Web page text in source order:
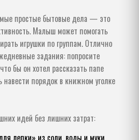
простые бытовые дела — это
Малыш может помогать
игрушки по группам. Отлично
задания: попросите
бы он хотел рассказать папе
порядок в книжном уголке
идей без лишних затрат:
лепки» из соли, воды и муки.